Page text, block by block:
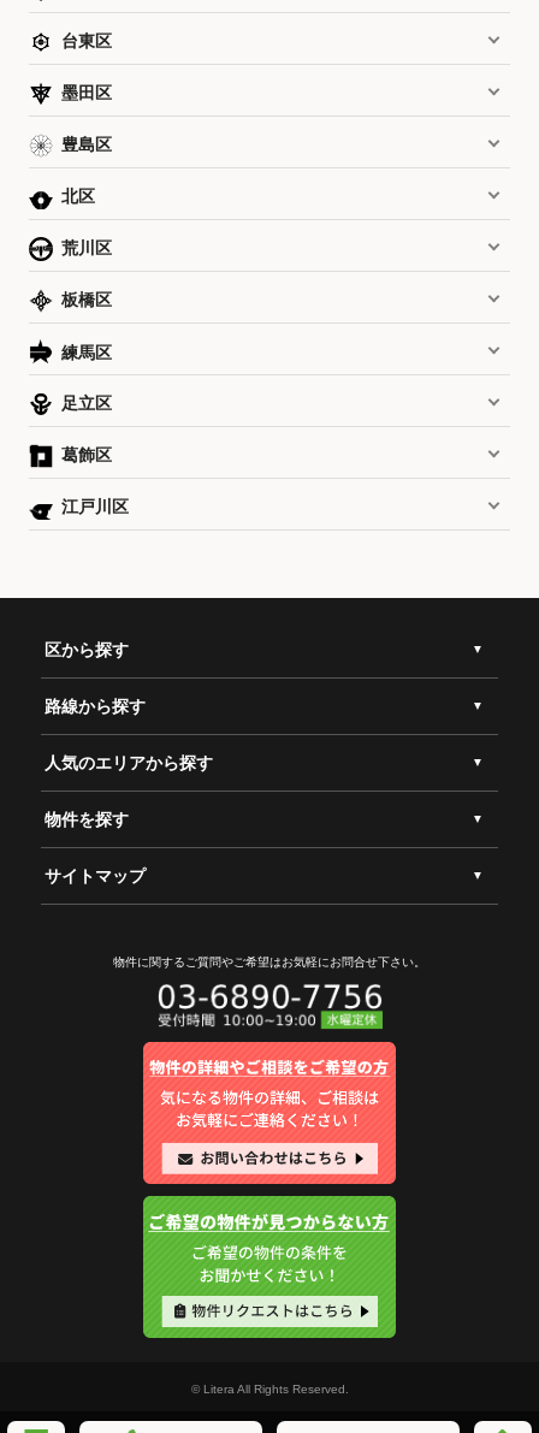
台東区
墨田区
豊島区
北区
荒川区
板橋区
練馬区
足立区
葛飾区
江戸川区
区から探す
路線から探す
人気のエリアから探す
物件を探す
サイトマップ
物件に関するご質問やご希望はお気軽にお問合せ下さい。
© Litera All Rights Reserved.